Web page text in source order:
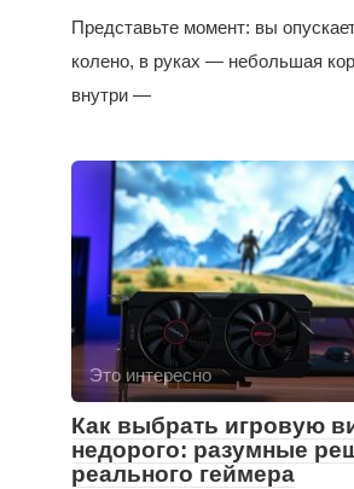
Представьте момент: вы
колено, в руках — небольшая
внутри —
Это интересно
Как выбрать игровую
недорого: разумные
реального геймера